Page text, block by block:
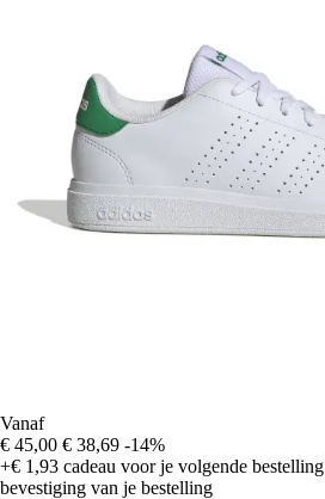
Vanaf
€ 45,00 € 38,69 -14%
+€ 1,93 cadeau voor je volgende bestelling
bevestiging van je bestelling